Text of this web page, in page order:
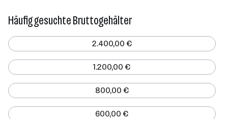
Häufig gesuchte Bruttogehälter
2.400,00 €
1.200,00 €
800,00 €
600,00 €